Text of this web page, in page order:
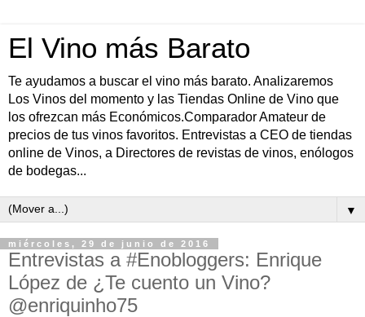
El Vino más Barato
Te ayudamos a buscar el vino más barato. Analizaremos
Los Vinos del momento y las Tiendas Online de Vino que
los ofrezcan más Económicos.Comparador Amateur de
precios de tus vinos favoritos. Entrevistas a CEO de tiendas
online de Vinos, a Directores de revistas de vinos, enólogos
de bodegas...
▼
miércoles, 29 de junio de 2016
Entrevistas a #Enobloggers: Enrique
López de ¿Te cuento un Vino?
@enriquinho75